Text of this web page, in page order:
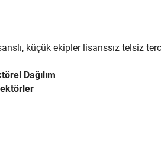
küçük ekipler lisanssız telsiz
Dağılım